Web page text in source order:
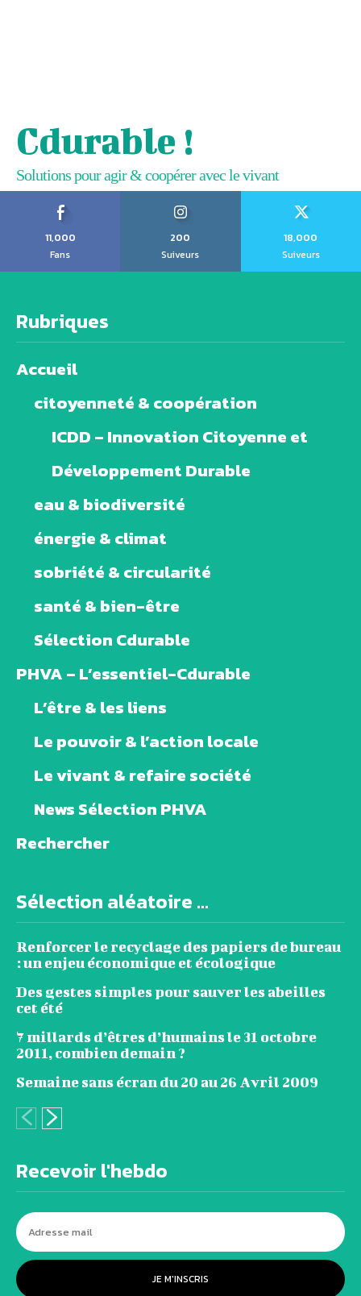
Cdurable !
Solutions pour agir & coopérer avec le vivant
11,000
Fans
200
Suiveurs
18,000
Suiveurs
Rubriques
Accueil
citoyenneté & coopération
ICDD – Innovation Citoyenne et
Développement Durable
eau & biodiversité
énergie & climat
sobriété & circularité
santé & bien-être
Sélection Cdurable
PHVA – L’essentiel-Cdurable
L’être & les liens
Le pouvoir & l’action locale
Le vivant & refaire société
News Sélection PHVA
Rechercher
Sélection aléatoire ...
Renforcer le recyclage des papiers de bureau
: un enjeu économique et écologique
Des gestes simples pour sauver les abeilles
cet été
7 millards d’êtres d’humains le 31 octobre
2011, combien demain ?
Semaine sans écran du 20 au 26 Avril 2009
Recevoir l'hebdo
JE M'INSCRIS